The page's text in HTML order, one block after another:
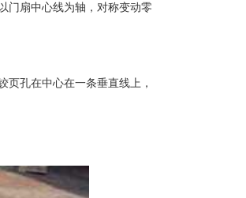
门扇中心线为轴，对称变动零
孔在中心在一条垂直线上，